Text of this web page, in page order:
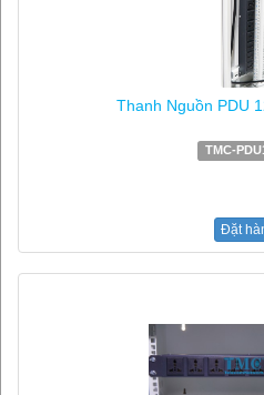
Thanh Nguồn PDU
TMC-
Đặt